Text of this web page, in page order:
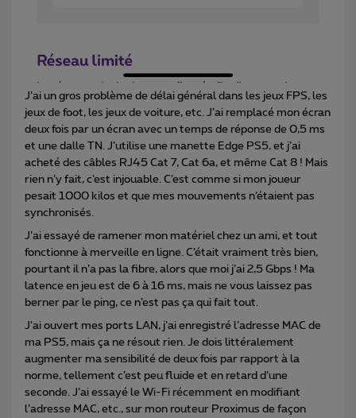
J’ai un gros problème de délai général dans les jeux FPS, les
jeux de foot, les jeux de voiture, etc. J’ai remplacé mon écran
deux fois par un écran avec un temps de réponse de 0,5 ms
et une dalle TN. J’utilise une manette Edge PS5, et j’ai
acheté des câbles RJ45 Cat 7, Cat 6a, et même Cat 8 ! Mais
rien n’y fait, c’est injouable. C’est comme si mon joueur
pesait 1000 kilos et que mes mouvements n’étaient pas
synchronisés.
J’ai essayé de ramener mon matériel chez un ami, et tout
fonctionne à merveille en ligne. C’était vraiment très bien,
pourtant il n’a pas la fibre, alors que moi j’ai 2,5 Gbps ! Ma
latence en jeu est de 6 à 16 ms, mais ne vous laissez pas
berner par le ping, ce n’est pas ça qui fait tout.
J’ai ouvert mes ports LAN, j’ai enregistré l’adresse MAC de
ma PS5, mais ça ne résout rien. Je dois littéralement
augmenter ma sensibilité de deux fois par rapport à la
norme, tellement c’est peu fluide et en retard d’une
seconde. J’ai essayé le Wi-Fi récemment en modifiant
l’adresse MAC, etc., sur mon routeur Proximus de façon